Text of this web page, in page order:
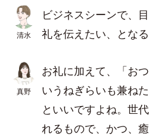
清水
ビジネスシーンで、
礼を伝えたい、となる
真野
お礼に加えて、「お
いうねぎらいも兼ね
といいですよね。世
れるもので、かつ、